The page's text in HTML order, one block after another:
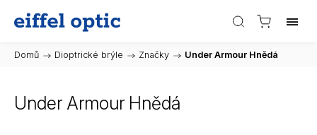
Domů / Dioptrické brýle / Značky / Under Armour Hnědá
Under Armour Hnědá